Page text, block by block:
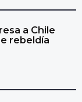
a Chile
rebeldía